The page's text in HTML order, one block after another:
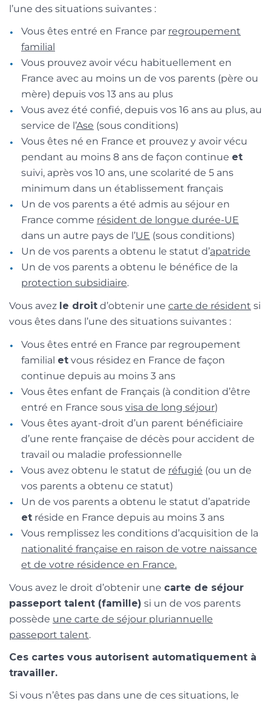
l’une des situations suivantes :
Vous êtes entré en France par regroupement
familial
Vous prouvez avoir vécu habituellement en
France avec au moins un de vos parents (père ou
mère) depuis vos 13 ans au plus
Vous avez été confié, depuis vos 16 ans au plus, au
service de l’Ase (sous conditions)
Vous êtes né en France et prouvez y avoir vécu
pendant au moins 8 ans de façon continue et
suivi, après vos 10 ans, une scolarité de 5 ans
minimum dans un établissement français
Un de vos parents a été admis au séjour en
France comme résident de longue durée-UE
dans un autre pays de l’UE (sous conditions)
Un de vos parents a obtenu le statut d’apatride
Un de vos parents a obtenu le bénéfice de la
protection subsidiaire.
Vous avez le droit d’obtenir une carte de résident si
vous êtes dans l’une des situations suivantes :
Vous êtes entré en France par regroupement
familial et vous résidez en France de façon
continue depuis au moins 3 ans
Vous êtes enfant de Français (à condition d’être
entré en France sous visa de long séjour)
Vous êtes ayant-droit d’un parent bénéficiaire
d’une rente française de décès pour accident de
travail ou maladie professionnelle
Vous avez obtenu le statut de réfugié (ou un de
vos parents a obtenu ce statut)
Un de vos parents a obtenu le statut d’apatride
et réside en France depuis au moins 3 ans
Vous remplissez les conditions d’acquisition de la
nationalité française en raison de votre naissance
et de votre résidence en France.
Vous avez le droit d’obtenir une carte de séjour
passeport talent (famille) si un de vos parents
possède une carte de séjour pluriannuelle
passeport talent.
Ces cartes vous autorisent automatiquement à
travailler.
Si vous n’êtes pas dans une de ces situations, le